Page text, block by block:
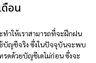
อน
ำให้เราสามารถที่จะฝึกฝน
บัญชีจริง ซึ่งในปัจจุบันจะพบ
รดด้วยบัญชีเดโม่ก่อน ซึ่งจะ